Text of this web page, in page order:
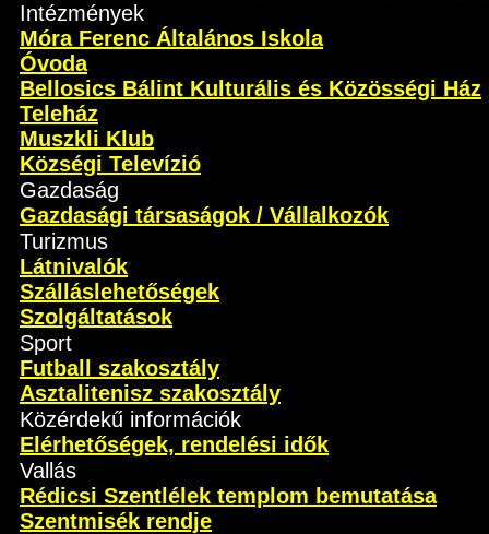
Intézmények
Móra Ferenc Általános Iskola
Óvoda
Bellosics Bálint Kulturális és Közösségi Ház
Teleház
Muszkli Klub
Községi Televízió
Gazdaság
Gazdasági társaságok / Vállalkozók
Turizmus
Látnivalók
Szálláslehetőségek
Szolgáltatások
Sport
Futball szakosztály
Asztalitenisz szakosztály
Közérdekű információk
Elérhetőségek, rendelési idők
Vallás
Rédicsi Szentlélek templom bemutatása
Szentmisék rendje